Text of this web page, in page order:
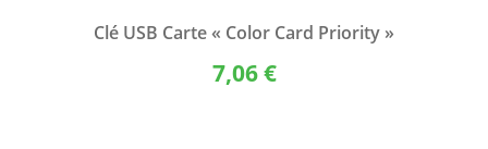
Clé USB Carte « Color Card Priority »
7,06 €